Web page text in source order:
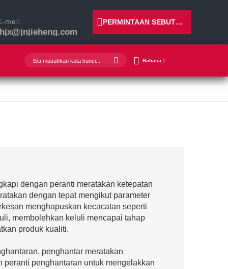
mel: PERMINTAAN SEBUTHARGA
Bahasa
dengan peranti meratakan ketepatan
dengan tepat mengikut parameter
menghapuskan kecacatan seperti
membolehkan keluli mencapai tahap
produk kualiti.
penghantar meratakan
penghantaran untuk mengelakkan